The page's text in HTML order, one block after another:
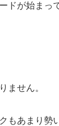
ドが始まっ
ません。
もあまり勢